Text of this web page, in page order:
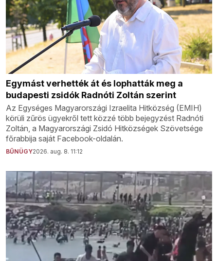
Egymást verhették át és lophatták meg a
budapesti zsidók Radnóti Zoltán szerint
Az Egységes Magyarországi Izraelita Hitközség (EMIH)
körüli zűrös ügyekről tett közzé több bejegyzést Radnóti
Zoltán, a Magyarországi Zsidó Hitközségek Szövetsége
főrabbija saját Facebook-oldalán.
BŰNÜGY2026. aug. 8. 11:12